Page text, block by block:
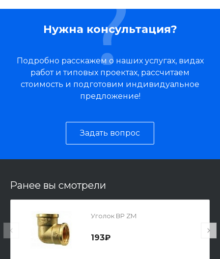
Нужна консультация?
Подробно расскажем о наших услугах, видах
работ и типовых проектах, рассчитаем
стоимость и подготовим индивидуальное
предложение!
Задать вопрос
Ранее вы смотрели
Уголок ВР ZM
193₽